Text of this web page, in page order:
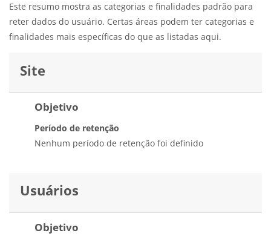
Este resumo mostra as categorias e finalidades padrão para
reter dados do usuário. Certas áreas podem ter categorias e
finalidades mais específicas do que as listadas aqui.
Site
Objetivo
Período de retenção
Nenhum período de retenção foi definido
Usuários
Objetivo